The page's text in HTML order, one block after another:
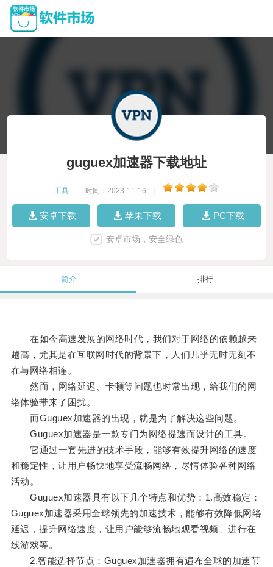
guguex加速器下载地址
工具 时间：2023-11-16
安卓下载 苹果下载 PC下载
安卓市场，安全绿色
简介 排行
在如今高速发展的网络时代，我们对于网络的依赖越来
越高，尤其是在互联网时代的背景下，人们几乎无时无刻不
在与网络相连。
然而，网络延迟、卡顿等问题也时常出现，给我们的网
络体验带来了困扰。
而Guguex加速器的出现，就是为了解决这些问题。
Guguex加速器是一款专门为网络提速而设计的工具。
它通过一套先进的技术手段，能够有效提升网络的速度
和稳定性，让用户畅快地享受流畅网络，尽情体验各种网络
活动。
Guguex加速器具有以下几个特点和优势：1.高效稳定：
Guguex加速器采用全球领先的加速技术，能够有效降低网络
延迟，提升网络速度，让用户能够流畅地观看视频、进行在
线游戏等。
2.智能选择节点：Guguex加速器拥有遍布全球的加速节